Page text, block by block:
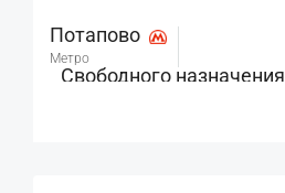
Потапово
Метро
Свободного назначения